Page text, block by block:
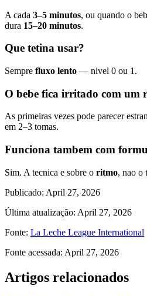
A cada 3–5 minutos, ou quando o
dura 15–20 minutos.
Que tetina usar?
Sempre fluxo lento — nivel 0 ou 1.
O bebe fica irritado com um
As primeiras vezes pode parecer
em 2–3 tomas.
Funciona tambem com
Sim. A tecnica e sobre o ritmo, nao o
Publicado: April 27, 2026
Última atualização: April 27, 2026
Fonte: La Leche League International
Fonte acessada: April 27, 2026
Artigos relacionados